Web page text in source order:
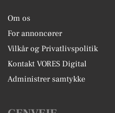
Om os
For annoncører
Vilkår og Privatlivspolitik
Kontakt VORES Digital
Administrer samtykke